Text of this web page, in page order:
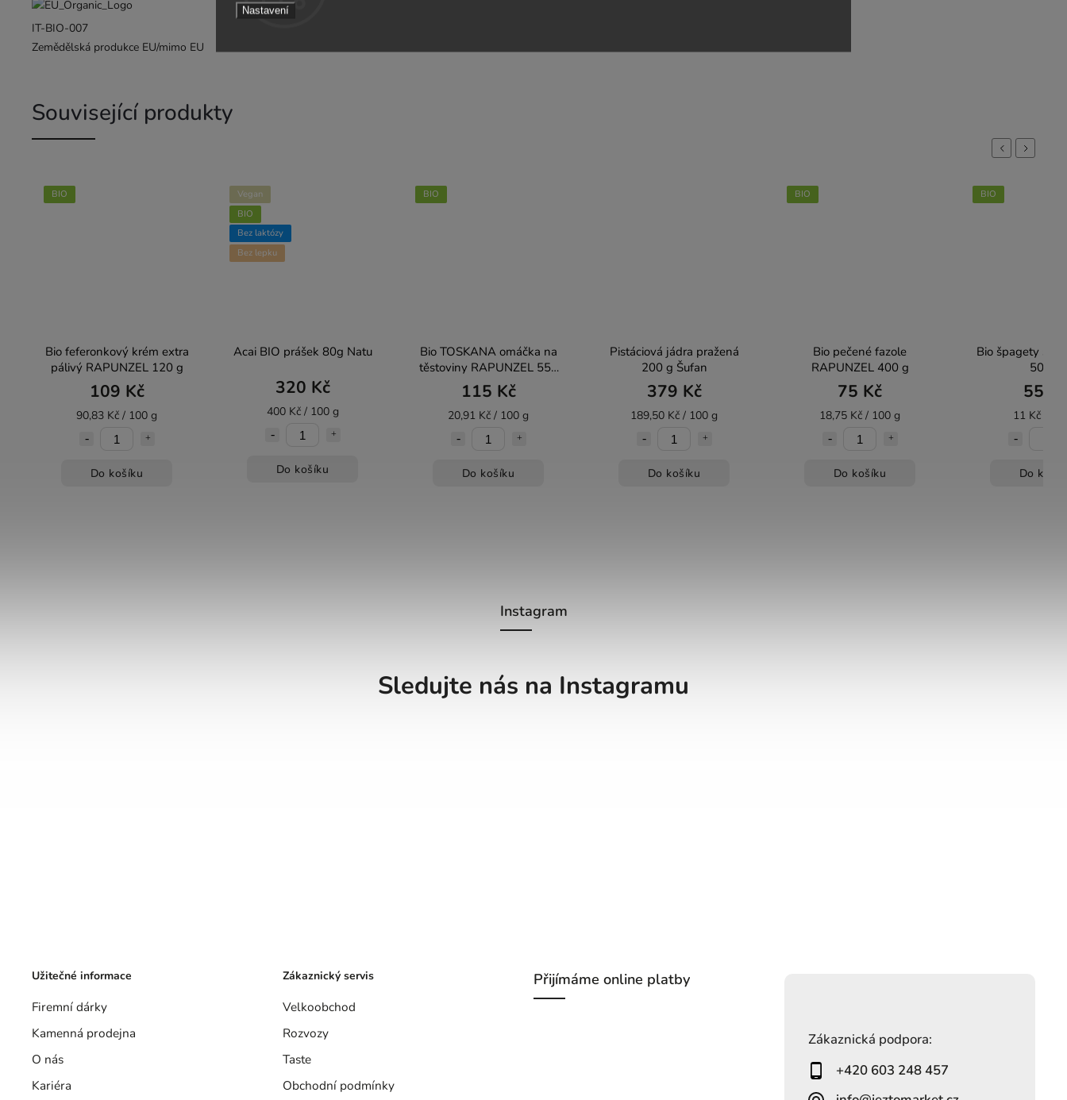
Nastavení
IT-BIO-007
Zemědělská produkce EU/mimo EU
Související produkty
Previous
BIO
Bio feferonkový krém extra
pálivý RAPUNZEL 120 g
109 Kč
90,83 Kč / 100 g
Do košíku
Vegan
BIO
Bez laktózy
Bez lepku
Acai BIO prášek 80g Natu
320 Kč
400 Kč / 100 g
Do košíku
BIO
Bio TOSKANA omáčka na
těstoviny RAPUNZEL 550
g
115 Kč
20,91 Kč / 100 g
Do košíku
Pistáciová jádra pražená
200 g Šufan
379 Kč
189,50 Kč / 100 g
Do košíku
BIO
Bio pečené fazole
RAPUNZEL 400 g
75 Kč
18,75 Kč / 100 g
Do košíku
BIO
Bio špagety
500 g
55 Kč
11 Kč /
Do
Next
Zákaznická podpora:
+420 603 248 457
Instagram
Sledujte nás na Instagramu
Užitečné informace
Firemní dárky
Kamenná prodejna
O nás
Kariéra
Zákaznický servis
Velkoobchod
Rozvozy
Taste
Obchodní podmínky
Přijímáme online platby